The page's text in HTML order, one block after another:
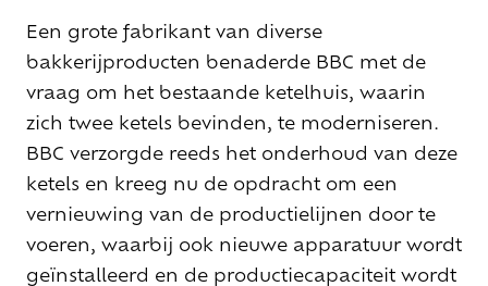
Een grote fabrikant van diverse
bakkerijproducten benaderde BBC met de
vraag om het bestaande ketelhuis, waarin
zich twee ketels bevinden, te moderniseren.
BBC verzorgde reeds het onderhoud van deze
ketels en kreeg nu de opdracht om een
vernieuwing van de productielijnen door te
voeren, waarbij ook nieuwe apparatuur wordt
geïnstalleerd en de productiecapaciteit wordt